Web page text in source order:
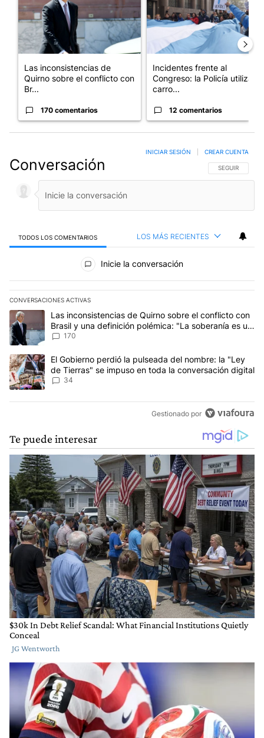
Las inconsistencias de
Quirno sobre el conflicto con
Br...
170 comentarios
Incidentes frente al
Congreso: la Policía utiliza
carro...
12 comentarios
Conversación SIGA ESTA
SEGUIR
INICIAR SESIÓN CREAR CUENTA
TODOS LOS COMENTARIOS LOS MÁS RECIENTES
Todos los comentarios
Inicie la conversación
CONVERSACIONES ACTIVAS
Este listado muestra los artículos con más comentarios en los
Un artículo de tendencia con el título "Las inconsistencias de
Las inconsistencias de Quirno sobre el conflicto con
Brasil y una definición polémica: "La soberanía es un
concepto antiguo"
170
Un artículo de tendencia con el título "El Gobierno perdió la
El Gobierno perdió la pulseada del nombre: la "Ley
de Tierras" se impuso en toda la conversación digital
34
Gestionado por